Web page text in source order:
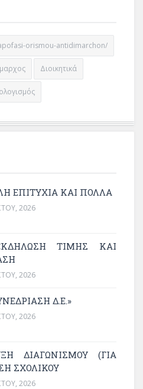
orismou-antidimarchon/
Διοικητικά
ΕΠΙΤΥΧΊΑ ΚΑΙ ΠΟΛΛΆ
2026
ΤΙΜΉΣ ΚΑΙ
2026
Δ.Ε.»
2026
ΔΙΑΓΩΝΙΣΜΟΥ (ΓΙΑ
ΣΧΟΛΙΚΟΎ
2026